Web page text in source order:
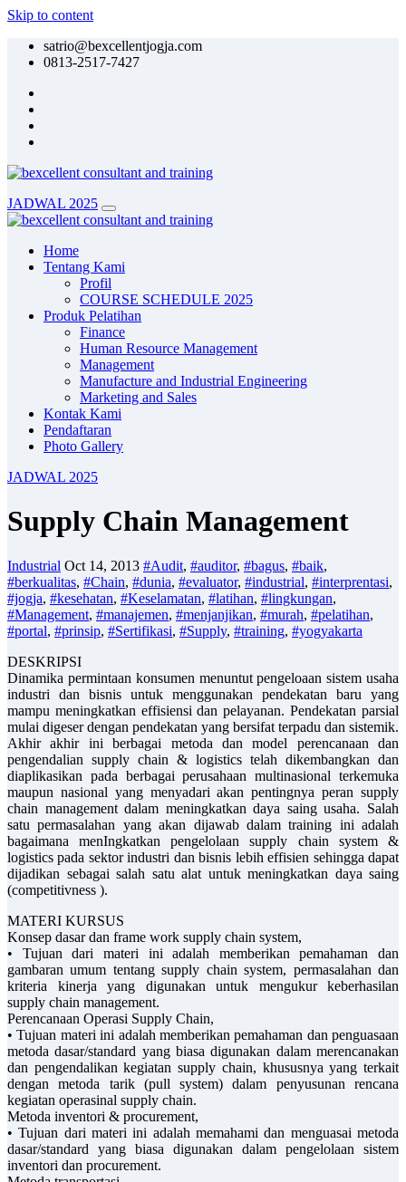
Skip to content
satrio@bexcellentjogja.com
0813-2517-7427
JADWAL 2025
Home
Tentang Kami
Profil
COURSE SCHEDULE 2025
Produk Pelatihan
Finance
Human Resource Management
Management
Manufacture and Industrial Engineering
Marketing and Sales
Kontak Kami
Pendaftaran
Photo Gallery
JADWAL 2025
Supply Chain Management
Industrial Oct 14, 2013 #Audit, #auditor, #bagus, #baik,
#berkualitas, #Chain, #dunia, #evaluator, #industrial, #interprentasi,
#jogja, #kesehatan, #Keselamatan, #latihan, #lingkungan,
#Management, #manajemen, #menjanjikan, #murah, #pelatihan,
#portal, #prinsip, #Sertifikasi, #Supply, #training, #yogyakarta
DESKRIPSI
Dinamika permintaan konsumen menuntut pengeloaan sistem usaha
industri dan bisnis untuk menggunakan pendekatan baru yang
mampu meningkatkan effisiensi dan pelayanan. Pendekatan parsial
mulai digeser dengan pendekatan yang bersifat terpadu dan sistemik.
Akhir akhir ini berbagai metoda dan model perencanaan dan
pengendalian supply chain & logistics telah dikembangkan dan
diaplikasikan pada berbagai perusahaan multinasional terkemuka
maupun nasional yang menyadari akan pentingnya peran supply
chain management dalam meningkatkan daya saing usaha. Salah
satu permasalahan yang akan dijawab dalam training ini adalah
bagaimana menIngkatkan pengelolaan supply chain system &
logistics pada sektor industri dan bisnis lebih effisien sehingga dapat
dijadikan sebagai salah satu alat untuk meningkatkan daya saing
(competitivness ).
MATERI KURSUS
Konsep dasar dan frame work supply chain system,
• Tujuan dari materi ini adalah memberikan pemahaman dan
gambaran umum tentang supply chain system, permasalahan dan
kriteria kinerja yang digunakan untuk mengukur keberhasilan
supply chain management.
Perencanaan Operasi Supply Chain,
• Tujuan materi ini adalah memberikan pemahaman dan penguasaan
metoda dasar/standard yang biasa digunakan dalam merencanakan
dan pengendalikan kegiatan supply chain, khususnya yang terkait
dengan metoda tarik (pull system) dalam penyusunan rencana
kegiatan operasinal supply chain.
Metoda inventori & procurement,
• Tujuan dari materi ini adalah memahami dan menguasai metoda
dasar/standard yang biasa digunakan dalam pengelolaan sistem
inventori dan procurement.